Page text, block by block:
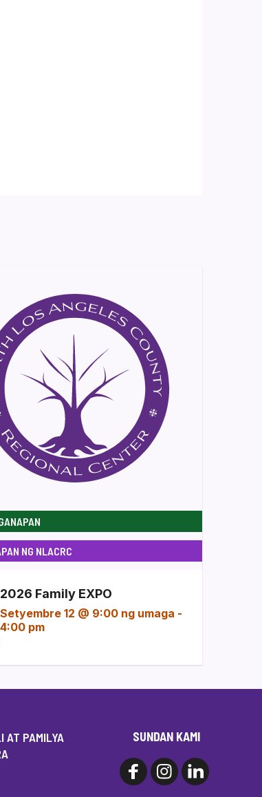
NG NLACRC
2026 Family EXPO
Setyembre 12 @ 9:00 ng umaga -
4:00 pm
AT PAMILYA
SUNDAN KAMI